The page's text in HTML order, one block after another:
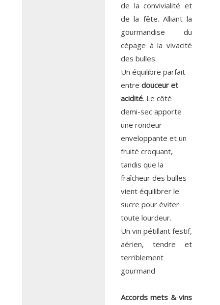
de la convivialité et
de la fête. Alliant la
gourmandise du
cépage à la vivacité
des bulles.
Un équilibre parfait
entre douceur et
acidité. Le côté
demi-sec apporte
une rondeur
enveloppante et un
fruité croquant,
tandis que la
fraîcheur des bulles
vient équilibrer le
sucre pour éviter
toute lourdeur.
Un vin pétillant festif,
aérien, tendre et
terriblement
gourmand
Accords mets & vins